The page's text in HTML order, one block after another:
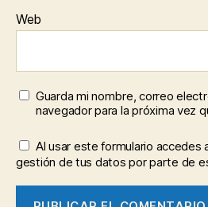
Web
Guarda mi nombre, correo
navegador para la próxima vez
Al usar este formulario accedes
gestión de tus datos por parte de